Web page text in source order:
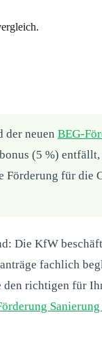
der neuen BEG-
(5 %)
Förderung für die
Die KfW
fachlich
den richtigen für
Sanierung